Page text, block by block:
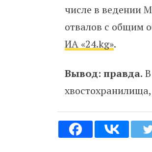
числе в ведении
отвалов с общим
ИА «24.kg».
Вывод: правда.